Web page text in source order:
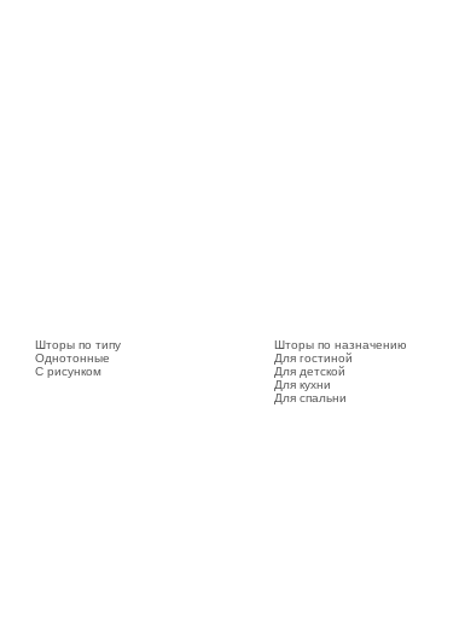
Шторы по типу
Однотонные
С рисунком
Шторы по назначению
Для гостиной
Для детской
Для кухни
Для спальни